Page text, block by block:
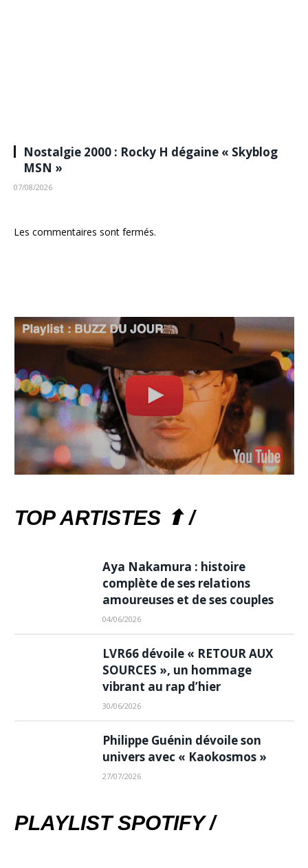
Nostalgie 2000 : Rocky H dégaine « Skyblog
MSN »
07/08/2026
Les commentaires sont fermés.
TOP ARTISTES ⬆ /
Aya Nakamura : histoire
complète de ses relations
amoureuses et de ses couples
04/06/2026
LVR66 dévoile « RETOUR AUX
SOURCES », un hommage
vibrant au rap d’hier
30/06/2026
Philippe Guénin dévoile son
univers avec « Kaokosmos »
27/07/2026
PLAYLIST SPOTIFY /